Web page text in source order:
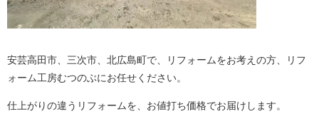
安芸高田市、三次市、北広島町で、リフォームをお考えの方、リフ
ォーム工房むつのぶにお任せください。
仕上がりの違うリフォームを、お値打ち価格でお届けします。